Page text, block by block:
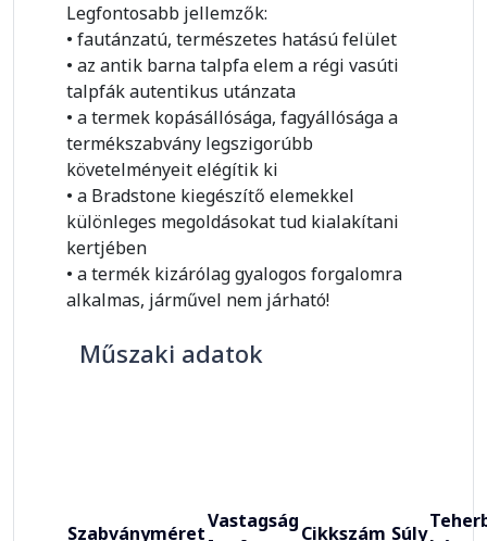
Legfontosabb jellemzők:
• fautánzatú, természetes hatású felület
• az antik barna talpfa elem a régi vasúti
talpfák autentikus utánzata
• a termek kopásállósága, fagyállósága a
termékszabvány legszigorúbb
követelményeit elégítik ki
• a Bradstone kiegészítő elemekkel
különleges megoldásokat tud kialakítani
kertjében
• a termék kizárólag gyalogos forgalomra
alkalmas, járművel nem járható!
Műszaki adatok
Szabványméret
Vastagság
Cikkszám Súly